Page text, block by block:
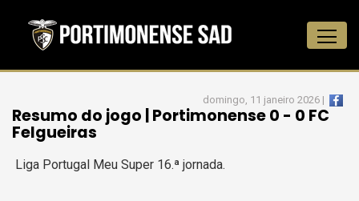
domingo, 11 janeiro 2026 |
Resumo do jogo | Portimonense 0 - 0 FC
Felgueiras
Liga Portugal Meu Super 16.ª jornada.